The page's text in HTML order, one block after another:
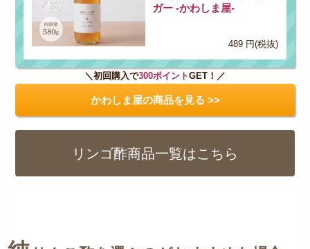
ガー -かわしま屋-
489 円(税抜)
＼初回購入で300ポイントGET！／
かわしま屋の商品を見る >>
リンゴ酢商品一覧はこちら